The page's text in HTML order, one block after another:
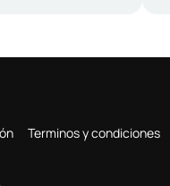
Terminos y condiciones